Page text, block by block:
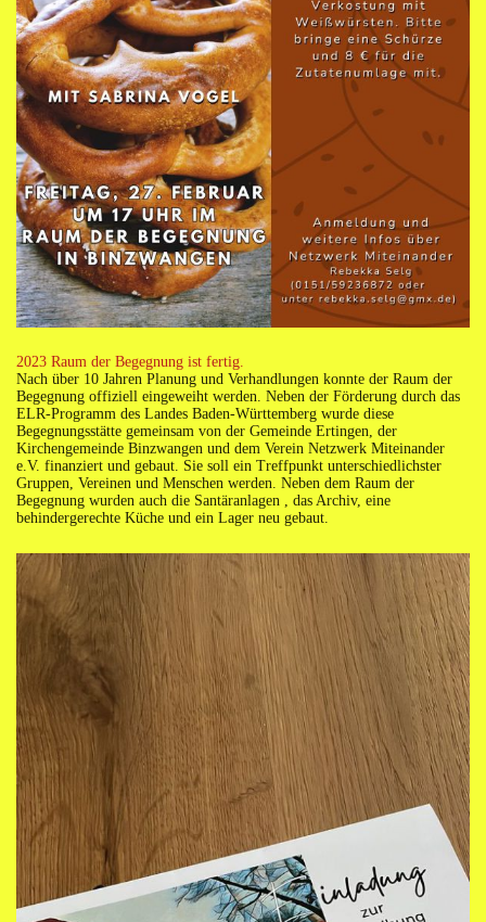
2023 Raum der Begegnung ist fertig.
Nach über 10 Jahren Planung und Verhandlungen konnte der Raum der
Begegnung offiziell eingeweiht werden. Neben der Förderung durch das
ELR-Programm des Landes Baden-Württemberg wurde diese
Begegnungsstätte gemeinsam von der Gemeinde Ertingen, der
Kirchengemeinde Binzwangen und dem Verein Netzwerk Miteinander
e.V. finanziert und gebaut. Sie soll ein Treffpunkt unterschiedlichster
Gruppen, Vereinen und Menschen werden. Neben dem Raum der
Begegnung wurden auch die Santäranlagen , das Archiv, eine
behindergerechte Küche und ein Lager neu gebaut.